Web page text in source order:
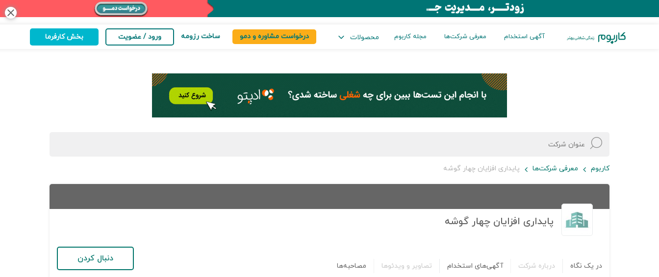
close
آگهی استخدام معرفی شرکت‌ها مجله کاربوم محصولات درخواست مشاوره و دمو ساخت رزومه ورود / عضویت بخش کارفرما
کاربوم معرفی شرکت‌ها پایداری افزایان چهار گوشه
پایداری افزایان چهار گوشه
در یک نگاه درباره شرکت آگهی‌های استخدام تصاویر و ویدئوها مصاحبه‌ها
دنبال کردن